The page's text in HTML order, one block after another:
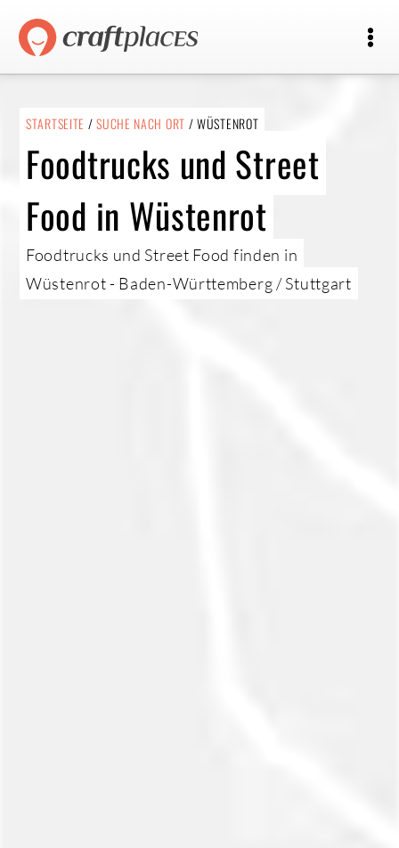
STARTSEITE /SUCHE NACH ORT / WÜSTENROT
Foodtrucks und Street
Food in Wüstenrot
Foodtrucks und Street Food finden in
Wüstenrot - Baden-Württemberg / Stuttgart